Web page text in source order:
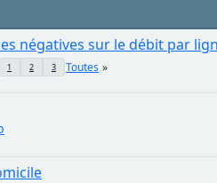
négatives sur le débit par
1 2 3 Toutes